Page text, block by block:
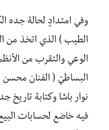
وفي امتدادٍ لحالة جده
الطيب ) الذي اتخذ من
الوعي والتقرب من
البساطيّ ( الفنان
نوار باشا وكتابة
فيه خاضع لحسابات